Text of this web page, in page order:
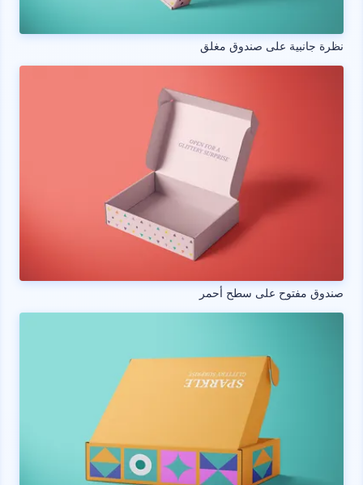
نظرة جانبية على صندوق مغلق
صندوق مفتوح على سطح أحمر